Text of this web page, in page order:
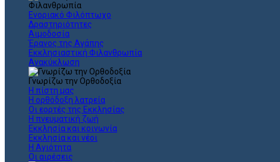
Φιλανθρωπία
Ενοριακό Φιλόπτωχο
Δραστηριότητες
Αιμοδοσία
Έρανος της Αγάπης
Εκκλησιαστική Φιλανθρωπία
Ανακύκλωση
Γνωρίζω την Ορθοδοξία
Η πίστη μας
Η ορθόδοξη λατρεία
Οι εορτές της Εκκλησίας
Η πνευματική ζωή
Εκκλησία και κοινωνία
Εκκλησία και νέοι
Η Αγιότητα
Οι αιρέσεις